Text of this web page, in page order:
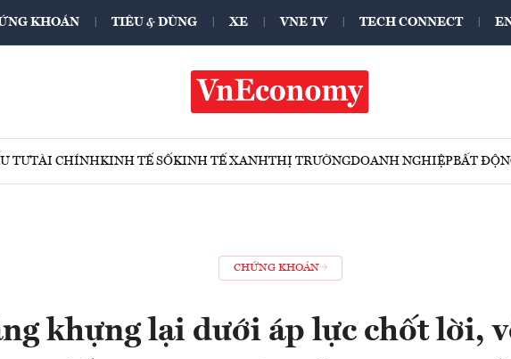
KHOÁN TIÊU & DÙNG XE VNE TV TECH CONNECT
TƯTÀI CHÍNHKINH TẾ SỐKINH TẾ XANHTHỊ TRƯỜNGDOANH NGHIỆPBẤT
CHỨNG KHOÁN
khựng lại dưới áp lực chốt lời,